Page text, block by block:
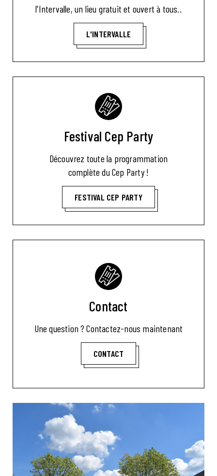
l'Intervalle, un lieu gratuit et ouvert à tous..
L'INTERVALLE
Festival Cep Party
Découvrez toute la programmation
complète du Cep Party !
FESTIVAL CEP PARTY
Contact
Une question ? Contactez-nous maintenant
CONTACT